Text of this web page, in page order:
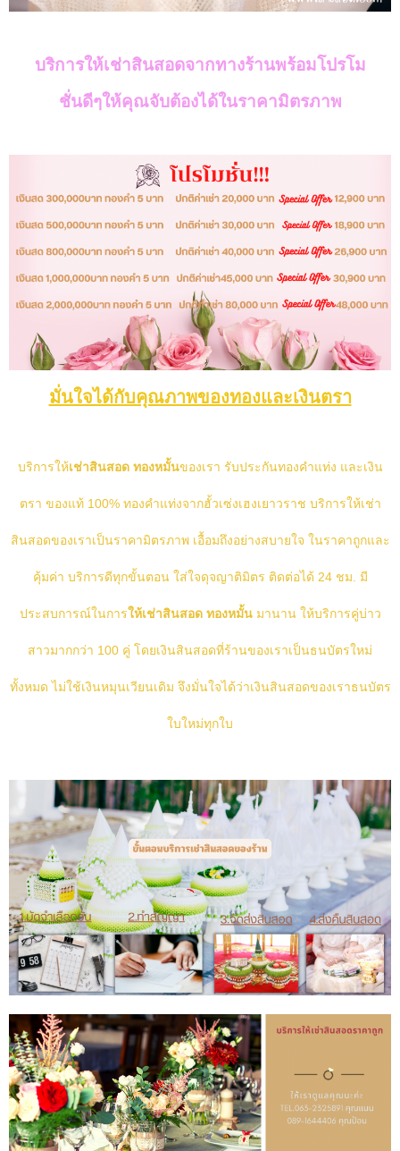
บริการให้เช่าสินสอดจากทางร้านพร้อมโปรโม
ชั่นดีๆให้คุณจับต้องได้ในราคามิตรภาพ
มั่นใจได้กับคุณภาพของทองและเงินตรา
บริการให้เช่าสินสอด ทองหมั้นของเรา รับประกันทองคำแท่ง และเงิน
ตรา ของแท้ 100% ทองคำแท่งจากฮั้วเซ่งเฮงเยาวราช บริการให้เช่า
สินสอดของเราเป็นราคามิตรภาพ เอื้อมถึงอย่างสบายใจ ในราคาถูกและ
คุ้มค่า บริการดีทุกขั้นตอน ใส่ใจดุจญาติมิตร ติดต่อได้ 24 ชม. มี
ประสบการณ์ในการให้เช่าสินสอด ทองหมั้นมานาน ให้บริการคู่บ่าว
สาวมากกว่า 100 คู่ โดยเงินสินสอดที่ร้านของเราเป็นธนบัตรใหม่
ทั้งหมด ไม่ใช้เงินหมุนเวียนเดิม จึงมั่นใจได้ว่าเงินสินสอดของเราธนบัตร
ใบใหม่ทุกใบ